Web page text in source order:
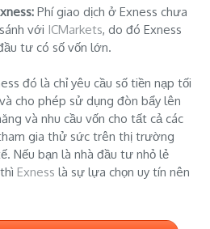
Phí giao dịch ở Exness chưa
với ICMarkets, do đó Exness
tư có số vốn lớn.
đó là chỉ yêu cầu số tiền nạp tối
cho phép sử dụng đòn bẩy lên
và nhu cầu vốn cho tất cả các
gia thử sức trên thị trường
Nếu bạn là nhà đầu tư nhỏ lẻ
thìExness là sự lựa chọn uy tín nên